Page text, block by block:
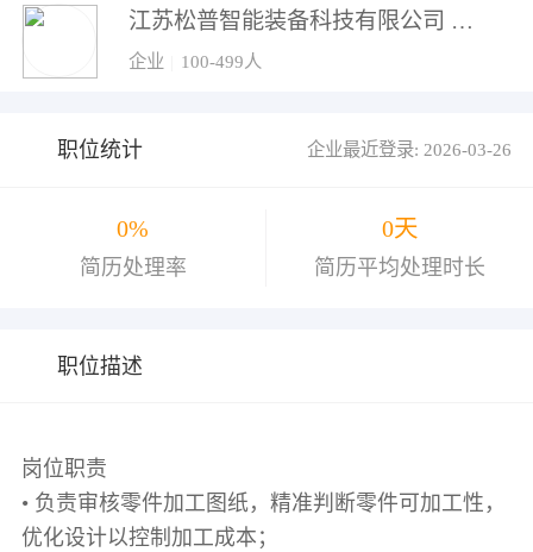
江苏松普智能装备科技有限公司
企业 100-499人
职位统计 企业最近登录: 2026-03-26
0%
简历处理率
0天
简历平均处理时长
职位描述
岗位职责
• 负责审核零件加工图纸，精准判断零件可加工性，
优化设计以控制加工成本；